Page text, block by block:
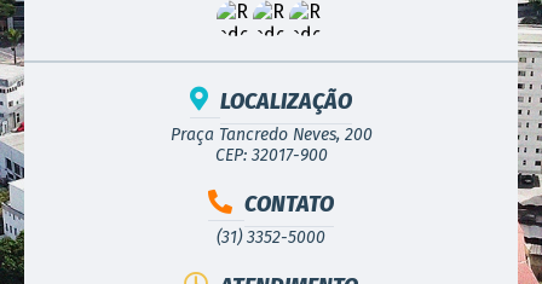
LOCALIZAÇÃO
Praça Tancredo Neves, 200
CEP: 32017-900
CONTATO
(31) 3352-5000